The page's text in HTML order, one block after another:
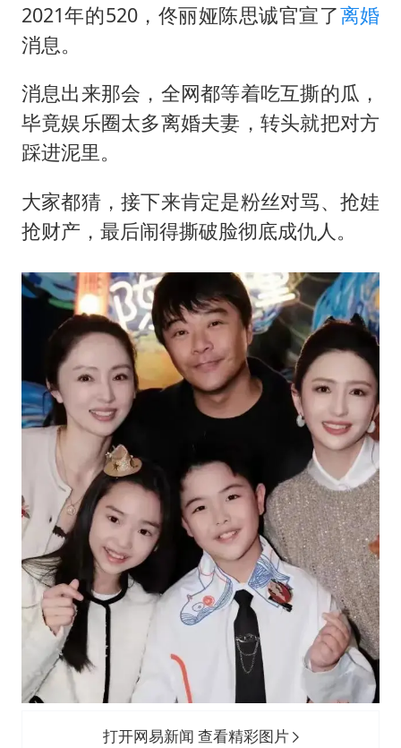
2021年的520， 佟丽娅陈思诚官宣了离婚
消息。
消息出来那会，全网都等着吃互撕的瓜，
毕竟娱乐圈太多离婚夫妻，转头就把对方
踩进泥里。
大家都猜，接下来肯定是粉丝对骂、抢娃
抢财产，最后闹得撕破脸彻底成仇人。
打开网易新闻 查看精彩图片